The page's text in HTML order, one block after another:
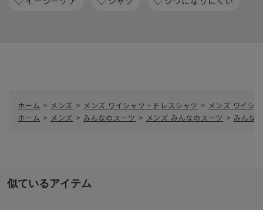
ホーム > メンズ > メンズ ワイシャツ・ドレスシャツ > メンズ ワイシ
ホーム > メンズ > みんなのスーツ > メンズ みんなのスーツ > みんな